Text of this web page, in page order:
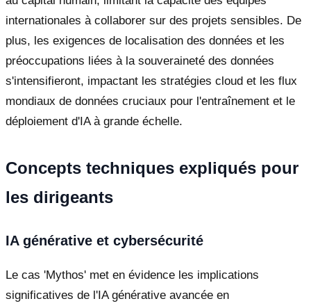
internationales à collaborer sur des projets sensibles. De
plus, les exigences de localisation des données et les
préoccupations liées à la souveraineté des données
s'intensifieront, impactant les stratégies cloud et les flux
mondiaux de données cruciaux pour l'entraînement et le
déploiement d'IA à grande échelle.
Concepts techniques expliqués pour
les dirigeants
IA générative et cybersécurité
Le cas 'Mythos' met en évidence les implications
significatives de l'IA générative avancée en